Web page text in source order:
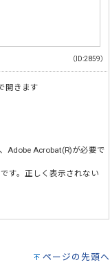
（ID:2859）
開きます
Adobe Acrobat(R)が必要で
す。正しく表示されない
ページの先頭へ